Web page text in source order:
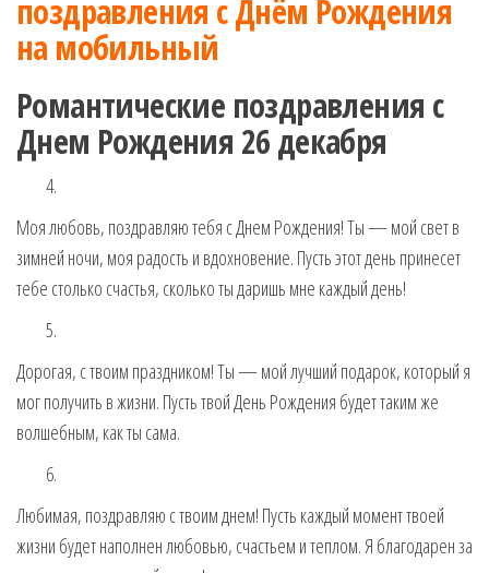
поздравления с Днём Рождения
на мобильный
Романтические поздравления с
Днем Рождения 26 декабря
Моя любовь, поздравляю тебя с Днем Рождения! Ты — мой свет в
зимней ночи, моя радость и вдохновение. Пусть этот день принесет
тебе столько счастья, сколько ты даришь мне каждый день!
Дорогая, с твоим праздником! Ты — мой лучший подарок, который я
мог получить в жизни. Пусть твой День Рождения будет таким же
волшебным, как ты сама.
Любимая, поздравляю с твоим днем! Пусть каждый момент твоей
жизни будет наполнен любовью, счастьем и теплом. Я благодарен за